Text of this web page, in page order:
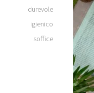
durevole
igienico
soffice